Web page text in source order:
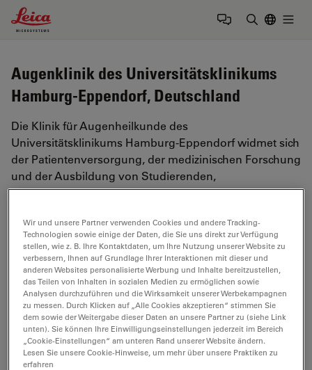
Leica Microsystems Logo
Augenklinik des Universitätsklinikums
Hamburg-Eppendorf, Deutschland
Die Klinik für Augenheilkunde des
Universitätsklinikums Hamburg-Eppendorf widmet sich
der Patientenversorgung, der medizinischen Forschung
und der Ausbildung von Studierenden,
Hochschullehrern und Pflegepersonal.
Quelle:https://www.uke.de/kliniken-
institute/kliniken/augenheilkunde/index.html(21.11.2023)
Tags
Cornea Surgery Cataract Surgery Glaucoma Surgery
Medical Specialties Surgical Microscopy
Wir und unsere Partner verwenden Cookies und andere Tracking-
Technologien sowie einige der Daten, die Sie uns direkt zur Verfügung
stellen, wie z. B. Ihre Kontaktdaten, um Ihre Nutzung unserer Website zu
verbessern, Ihnen auf Grundlage Ihrer Interaktionen mit dieser und
anderen Websites personalisierte Werbung und Inhalte bereitzustellen,
das Teilen von Inhalten in sozialen Medien zu ermöglichen sowie
Analysen durchzuführen und die Wirksamkeit unserer Werbekampagnen
zu messen. Durch Klicken auf „Alle Cookies akzeptieren“ stimmen Sie
dem sowie der Weitergabe dieser Daten an unsere Partner zu (siehe Link
unten). Sie können Ihre Einwilligungseinstellungen jederzeit im Bereich
„Cookie-Einstellungen“ am unteren Rand unserer Website ändern.
Lesen Sie unsere Cookie-Hinweise, um mehr über unsere Praktiken zu
erfahren